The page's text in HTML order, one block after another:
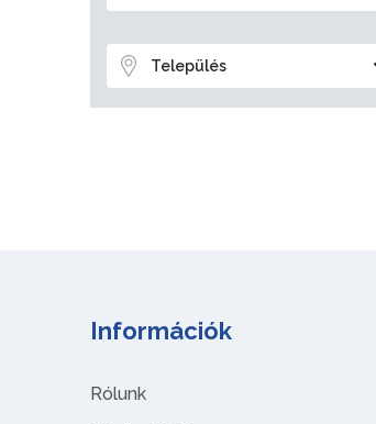
Település
Információk
Rólunk